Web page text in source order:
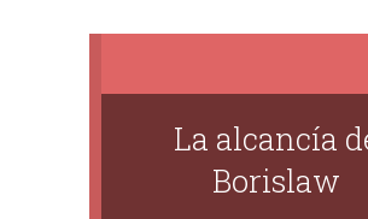
La alcancía
Borislaw